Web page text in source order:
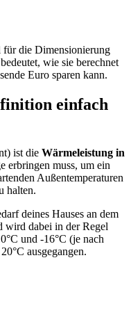
die Dimensionierung
wie sie berechnet
Euro sparen kann.
einfach
ist die Wärmeleistung in
erbringen muss, um ein
Außentemperaturen
halten.
deines Hauses an dem
wird dabei in der Regel
und -16°C (je nach
ausgegangen.